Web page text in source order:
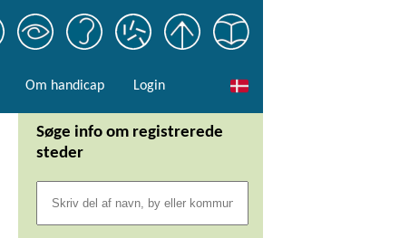
Om handicap Login
Søge info om registrerede
steder